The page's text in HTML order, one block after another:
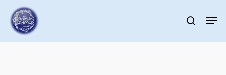
main
content
search
Menu